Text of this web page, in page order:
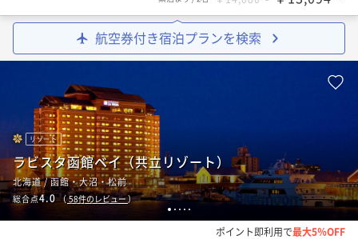
航空券付き宿泊プランを検索
1 2 3 4 5
リゾート
ラビスタ函館ベイ（共立リゾート）
北海道 / 函館・大沼・松前
総合点4.0（58件のレビュー）
ポイント即利用で最大5％OFF